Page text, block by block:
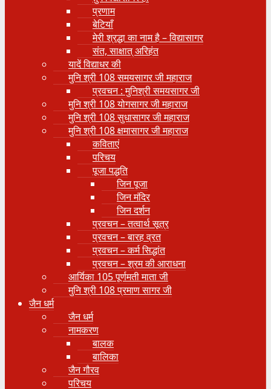
प्रणाम
बेटियाँ
मेरी श्रद्धा का नाम है – विद्यासागर
संत, साक्षात् अरिहंत
यादें विद्याधर की
मुनि श्री 108 समयसागर जी महाराज
प्रवचन : मुनिश्री समयसागर जी
मुनि श्री 108 योगसागर जी महाराज
मुनि श्री 108 सुधासागर जी महाराज
मुनि श्री 108 क्षमासागर जी महाराज
कविताएं
परिचय
पूजा पद्धति
जिन पूजा
जिन मंदिर
जिन दर्शन
प्रवचन – तत्वार्थ सूत्र
प्रवचन – बारह व्रत
प्रवचन – कर्म सिद्धांत
प्रवचन – श्रम की आराधना
आर्यिका 105 पूर्णमती माता जी
मुनि श्री 108 प्रमाण सागर जी
जैन धर्म
जैन धर्म
नामकरण
बालक
बालिका
जैन गौरव
परिचय